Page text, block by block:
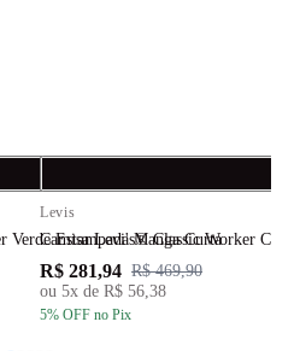
Estampada Manga Curta
Levis
Camisa Levi's® Classic Worker Cinza
R$ 281,94 R$ 469,90
ou 5x de R$ 56,38
5% OFF no Pix